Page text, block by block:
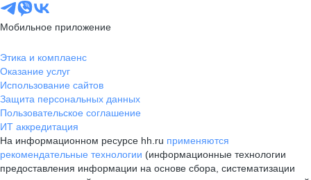
Мобильное приложение
Этика и комплаенс
Оказание услуг
Использование сайтов
Защита персональных данных
Пользовательское соглашение
ИТ аккредитация
На информационном ресурсе hh.ru применяются
рекомендательные технологии (информационные технологии
предоставления информации на основе сбора, систематизации